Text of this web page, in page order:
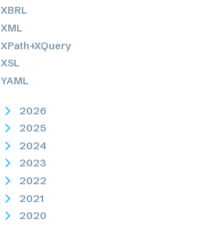
XBRL
XML
XPath+XQuery
XSL
YAML
2026
2025
2024
2023
2022
2021
2020